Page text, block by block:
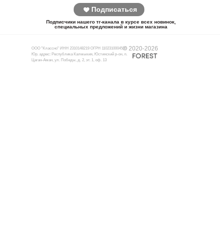
Подписаться
Подписчики нашего тг-канала в курсе всех новинок,
специальных предложений и жизни магазина
© 2020-2026
ООО "Классно" ИНН 2310148219 ОГРН 1102310004510
Юр. адрес: Республика Калмыкия, Юстинский р-он, п.
Цаган-Аман, ул. Победы, д. 2, эт. 1, оф. 13